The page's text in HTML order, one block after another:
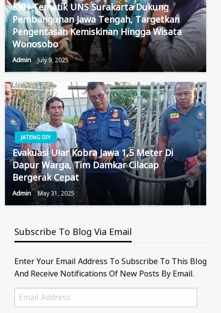
KKN Tematik UNS Surakarta Dukung
Pembangunan Jawa Tengah, Targetkan
Pengentasan Kemiskinan Hingga Wisata
Wonosobo
Admin July 9, 2025
JATENG DIY
Evakuasi Ular Kobra Jawa 1,5 Meter Di
Dapur Warga, Tim Damkar Cilacap
Bergerak Cepat
Admin May 31, 2025
Subscribe To Blog Via Email
Enter Your Email Address To Subscribe To This Blog
And Receive Notifications Of New Posts By Email.
Email
Address